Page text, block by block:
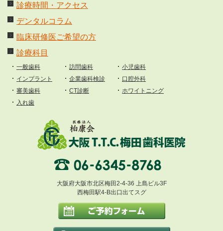
診療時間・アクセス
デンタルコラム
臨床研修医ご希望の方
診療科目
一般歯科 訪問歯科
小児歯科
インプラント
企業歯科検診
口腔外科
審美歯科
CT診断
ホワイトニング
入れ歯
大阪府大阪市北区梅田2-4-36 上島ビル3F
西梅田駅4-B出口出てスグ